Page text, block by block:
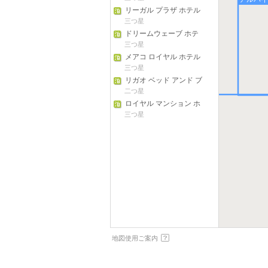
リーガル プラザ ホテル
三つ星
ドリームウェーブ ホテ
ル ポランギー
三つ星
メアコ ロイヤル ホテル
- タバコ
三つ星
リガオ ベッド アンド ブ
レックファスト
二つ星
ロイヤル マンション ホ
テル
三つ星
マスバテ州
地図使用ご案内